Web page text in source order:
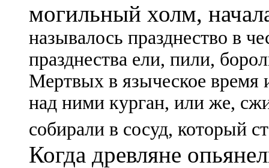
могильный холм,
называлось празднество в
празднества ели, пили,
Мертвых в языческое
над ними курган, или же,
собирали в сосуд, который
Когда древляне